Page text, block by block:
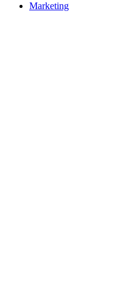
Marketing